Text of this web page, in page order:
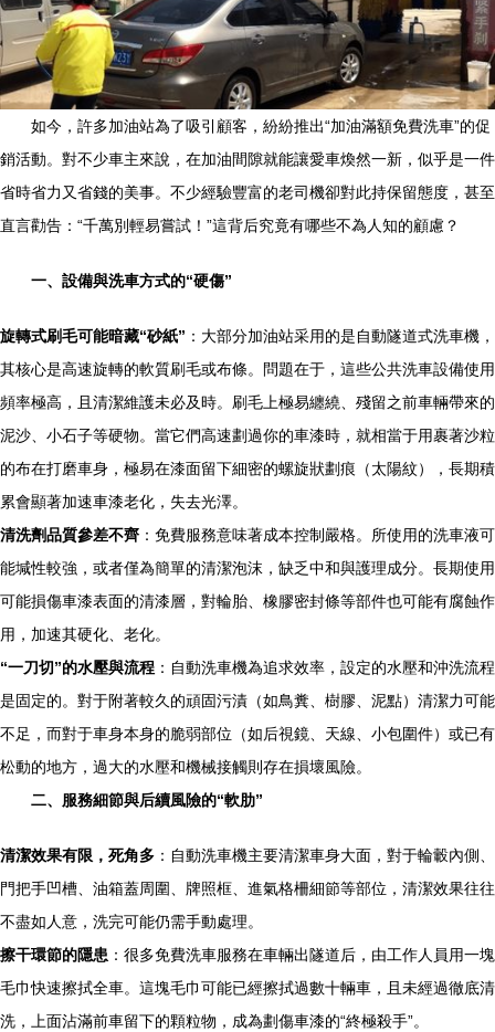
如今，許多加油站為了吸引顧客，紛紛推出“加油滿額免費洗車”的促
銷活動。對不少車主來說，在加油間隙就能讓愛車煥然一新，似乎是一件
省時省力又省錢的美事。不少經驗豐富的老司機卻對此持保留態度，甚至
直言勸告：“千萬別輕易嘗試！”這背后究竟有哪些不為人知的顧慮？
一、設備與洗車方式的“硬傷”
旋轉式刷毛可能暗藏“砂紙” ：大部分加油站采用的是自動隧道式洗車機，
其核心是高速旋轉的軟質刷毛或布條。問題在于，這些公共洗車設備使用
頻率極高，且清潔維護未必及時。刷毛上極易纏繞、殘留之前車輛帶來的
泥沙、小石子等硬物。當它們高速劃過你的車漆時，就相當于用裹著沙粒
的布在打磨車身，極易在漆面留下細密的螺旋狀劃痕（太陽紋），長期積
累會顯著加速車漆老化，失去光澤。
清洗劑品質參差不齊 ：免費服務意味著成本控制嚴格。所使用的洗車液可
能堿性較強，或者僅為簡單的清潔泡沫，缺乏中和與護理成分。長期使用
可能損傷車漆表面的清漆層，對輪胎、橡膠密封條等部件也可能有腐蝕作
用，加速其硬化、老化。
“一刀切”的水壓與流程 ：自動洗車機為追求效率，設定的水壓和沖洗流程
是固定的。對于附著較久的頑固污漬（如鳥糞、樹膠、泥點）清潔力可能
不足，而對于車身本身的脆弱部位（如后視鏡、天線、小包圍件）或已有
松動的地方，過大的水壓和機械接觸則存在損壞風險。
二、服務細節與后續風險的“軟肋”
清潔效果有限，死角多 ：自動洗車機主要清潔車身大面，對于輪轂內側、
門把手凹槽、油箱蓋周圍、牌照框、進氣格柵細節等部位，清潔效果往往
不盡如人意，洗完可能仍需手動處理。
擦干環節的隱患 ：很多免費洗車服務在車輛出隧道后，由工作人員用一塊
毛巾快速擦拭全車。這塊毛巾可能已經擦拭過數十輛車，且未經過徹底清
洗，上面沾滿前車留下的顆粒物，成為劃傷車漆的“終極殺手”。